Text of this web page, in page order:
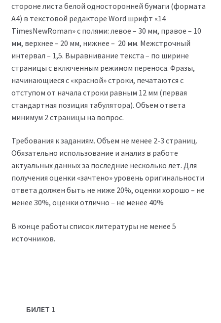
стороне листа белой односторонней бумаги (формата
А4) в текстовой редакторе Word шрифт «14
TimesNewRoman» с полями: левое – 30 мм, правое – 10
мм, верхнее – 20 мм, нижнее – 20 мм. Межстрочный
интервал – 1,5. Выравнивание текста – по ширине
страницы с включенным режимом переноса. Фразы,
начинающиеся с «красной» строки, печатаются с
отступом от начала строки равным 12 мм (первая
стандартная позиция табулятора). Объем ответа
минимум 2 страницы на вопрос.
Требования к заданиям. Объем не менее 2-3 страниц.
Обязательно использование и анализ в работе
актуальных данных за последние несколько лет. Для
получения оценки «зачтено» уровень оригинальности
ответа должен быть не ниже 20%, оценки хорошо – не
менее 30%, оценки отлично – не менее 40%
В конце работы список литературы не менее 5
источников.
БИЛЕТ 1